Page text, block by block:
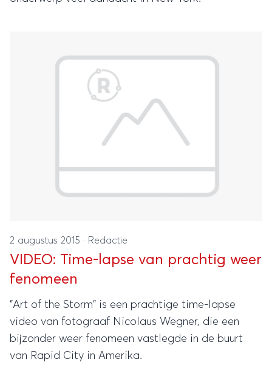
2 augustus 2015 · Redactie
VIDEO: Time-lapse van prachtig weer
fenomeen
"Art of the Storm" is een prachtige time-lapse
video van fotograaf Nicolaus Wegner, die een
bijzonder weer fenomeen vastlegde in de buurt
van Rapid City in Amerika.